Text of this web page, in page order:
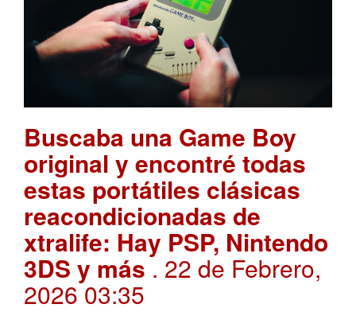
Buscaba una Game Boy
original y encontré todas
estas portátiles clásicas
reacondicionadas de
xtralife: Hay PSP, Nintendo
3DS y más. 22 de Febrero,
2026 03:35